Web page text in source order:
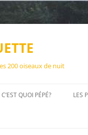
200 oiseaux de nuit
C’EST QUOI PÉPÉ? LES